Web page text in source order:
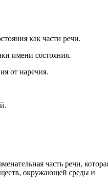
как части речи.
имени состояния.
от наречия.
часть речи,
окружающей среды и